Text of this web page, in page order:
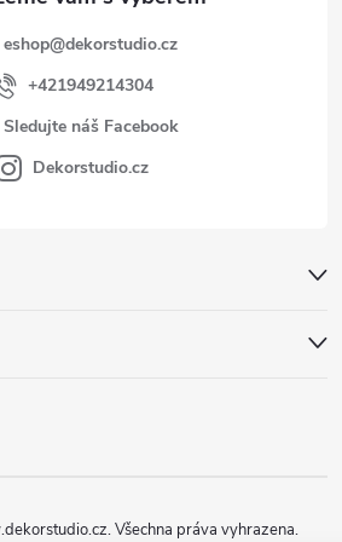
eshop@dekorstudio.cz
+421949214304
Sledujte náš Facebook
Dekorstudio.cz
. Všechna práva vyhrazena.